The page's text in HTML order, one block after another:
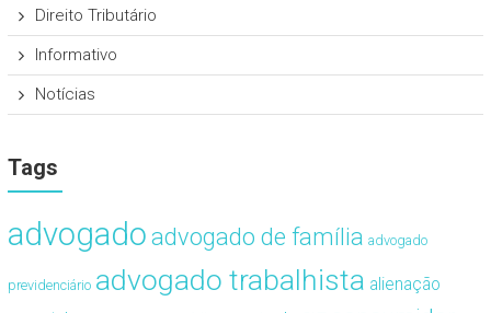
Direito Tributário
Informativo
Notícias
Tags
advogado advogado de família advogado
previdenciário advogado trabalhista alienação